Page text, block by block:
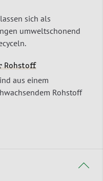
sich als
umweltschonend
Rohstoff
aus einem
Rohstoff